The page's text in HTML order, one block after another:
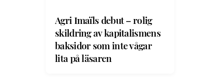
Agri Imaïls debut – rolig
skildring av kapitalismens
baksidor som inte vågar
lita på läsaren